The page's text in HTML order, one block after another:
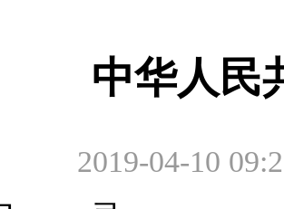
中华人民
2019-04-10